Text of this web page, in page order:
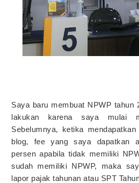
Saya baru membuat NPWP tahun
lakukan karena saya mulai
Sebelumnya, ketika
blog, fee yang saya dapatkan
persen apabila tidak memiliki
sudah memiliki NPWP, maka
lapor pajak tahunan atau SPT